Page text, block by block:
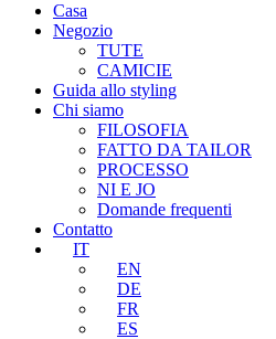
Casa
Negozio
TUTE
CAMICIE
Guida allo styling
Chi siamo
FILOSOFIA
FATTO DA TAILOR
PROCESSO
NI E JO
Domande frequenti
Contatto
IT
EN
DE
FR
ES